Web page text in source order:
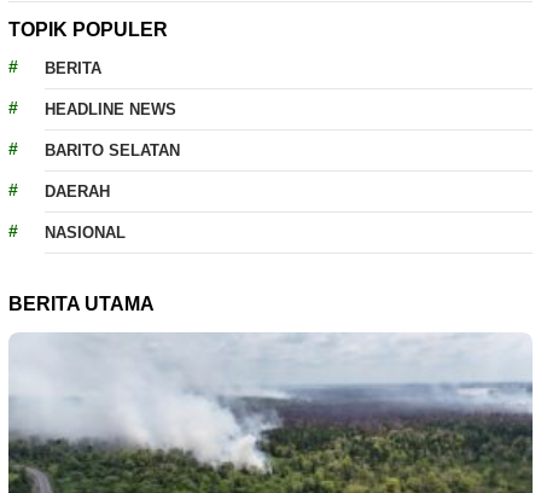
TOPIK POPULER
BERITA
HEADLINE NEWS
BARITO SELATAN
DAERAH
NASIONAL
BERITA UTAMA